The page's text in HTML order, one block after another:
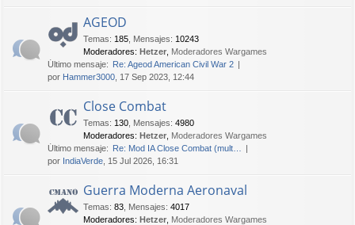
AGEOD
Temas: 185 Mensajes: 10243
Moderadores: Hetzer Moderadores Wargames
Último mensaje: Re: Ageod American Civil War 2
por Hammer3000 , 17 Sep 2023, 12:44
Close Combat
Temas: 130 Mensajes: 4980
Moderadores: Hetzer Moderadores Wargames
Último mensaje: Re: Mod IA Close Combat (mult…
por IndiaVerde , 15 Jul 2026, 16:31
Guerra Moderna Aeronaval
Temas: 83 Mensajes: 4017
Moderadores: Hetzer Moderadores Wargames